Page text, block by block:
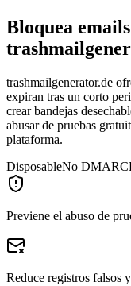
Bloquea
trashmailgenerator.de
expiran tras un corto
crear bandejas
abusar de pruebas
plataforma.
DisposableNo DMARC
Previene el abuso de
Reduce registros falsos